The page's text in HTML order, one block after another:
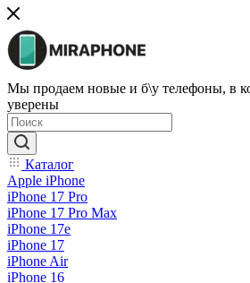
Мы продаем новые и б\у телефоны, в
уверены
Каталог
Apple iPhone
iPhone 17 Pro
iPhone 17 Pro Max
iPhone 17e
iPhone 17
iPhone Air
iPhone 16